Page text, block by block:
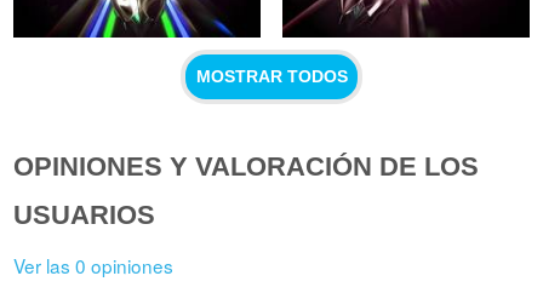
MOSTRAR TODOS
OPINIONES Y VALORACIÓN DE LOS
USUARIOS
Ver las 0 opiniones